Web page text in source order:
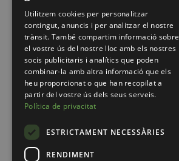
Utilitzem cookies per personalitzar
contingut, anuncis i per analitzar el nostre
trànsit. També compartim informació sobre
el vostre ús del nostre lloc amb els nostres
socis publicitaris i analítics que poden
combinar-la amb altra informació que els
heu proporcionat o que han recopilat a
partir del vostre ús dels seus serveis.
Política de privacitat
ESTRICTAMENT NECESSÀRIES
RENDIMENT